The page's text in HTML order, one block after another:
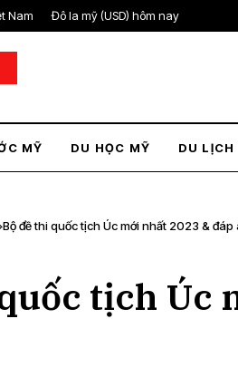
Nam Đô la mỹ (USD) hôm nay
MỸ DU HỌC MỸ DU LỊCH
Bộ đề thi quốc tịch Úc mới nhất 2023 & đáp
tịch Úc